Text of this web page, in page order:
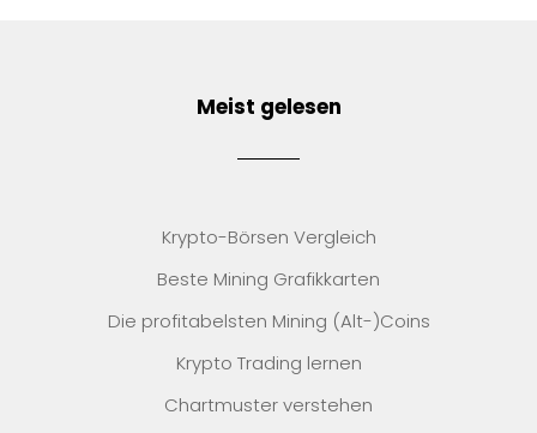
Meist gelesen
Krypto-Börsen Vergleich
Beste Mining Grafikkarten
Die profitabelsten Mining (Alt-)Coins
Krypto Trading lernen
Chartmuster verstehen